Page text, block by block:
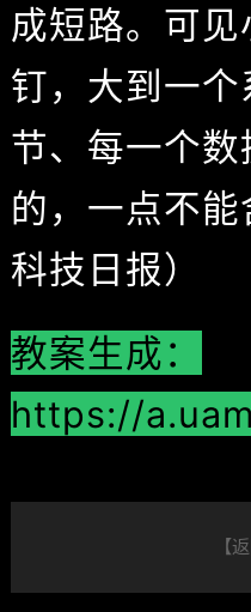
成短路。可
钉，大到一
节、每一个
的，一点不
科技日报）
教案生成：
https://
【